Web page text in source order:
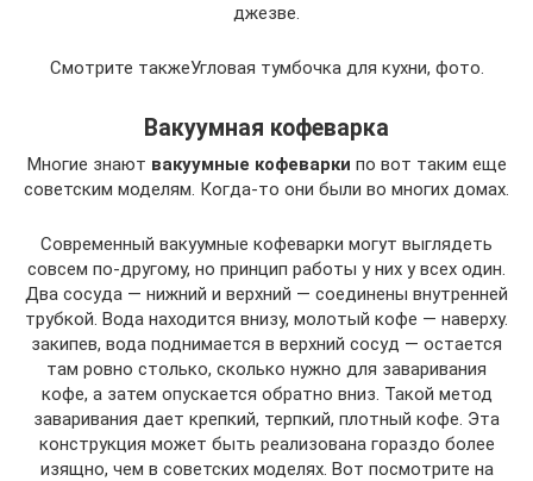
джезве.
Смотрите такжеУгловая тумбочка для кухни, фото.
Вакуумная кофеварка
Многие знают вакуумные кофеварки по вот таким еще
советским моделям. Когда-то они были во многих домах.
Современный вакуумные кофеварки могут выглядеть
совсем по-другому, но принцип работы у них у всех один.
Два сосуда — нижний и верхний — соединены внутренней
трубкой. Вода находится внизу, молотый кофе — наверху.
закипев, вода поднимается в верхний сосуд — остается
там ровно столько, сколько нужно для заваривания
кофе, а затем опускается обратно вниз. Такой метод
заваривания дает крепкий, терпкий, плотный кофе. Эта
конструкция может быть реализована гораздо более
изящно, чем в советских моделях. Вот посмотрите на